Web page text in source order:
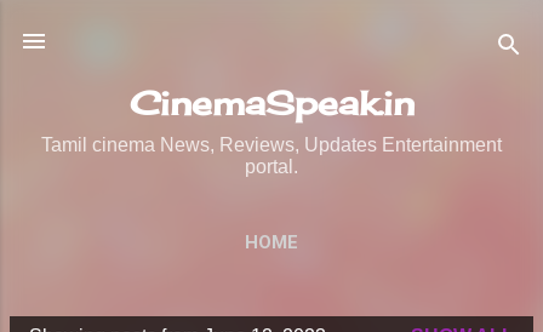
CinemaSpeak.in
Tamil cinema News, Reviews, Updates Entertainment
portal.
HOME